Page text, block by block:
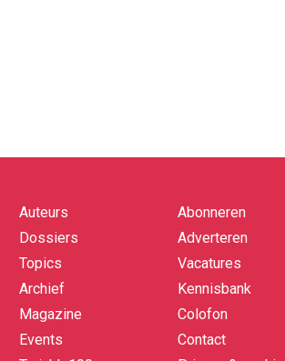
Quick
links
Auteurs
Dossiers
Topics
Archief
Magazine
Events
Abonneren
Adverteren
Vacatures
Kennisbank
Colofon
Contact